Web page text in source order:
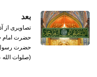
بعد
تصاویری از
حضرت امام
حضرت
(صلوات الله